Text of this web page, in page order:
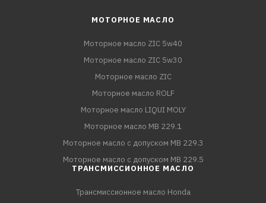
МОТОРНОЕ МАСЛО
Моторное масло ZIC 5w40
Моторное масло ZIC 5w30
Моторное масло ZIC
Моторное масло ROLF
Моторное масло LIQUI MOLY
Моторное масло MB 229.1
Моторное масло с допуском MB 229.3
Моторное масло с допуском MB 229.5
ТРАНСМИССИОННОЕ МАСЛО
Трансмиссионное масло Honda